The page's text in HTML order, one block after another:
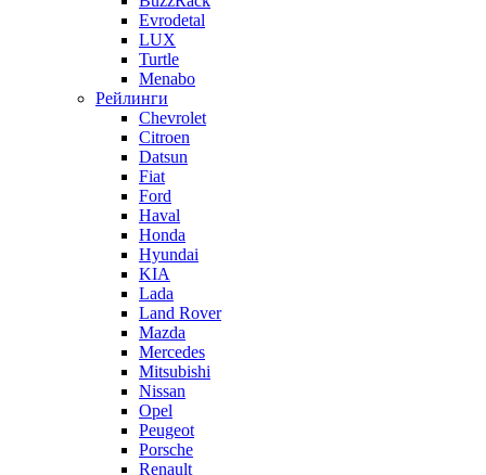
Evrodetal
LUX
Turtle
Menabo
Рейлинги
Chevrolet
Citroen
Datsun
Fiat
Ford
Haval
Honda
Hyundai
KIA
Lada
Land Rover
Mazda
Mercedes
Mitsubishi
Nissan
Opel
Peugeot
Porsche
Renault